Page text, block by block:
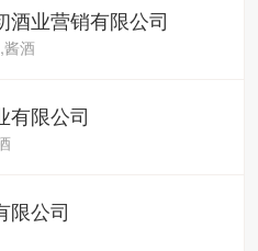
酒业营销有限公司
酒
有限公司
限公司